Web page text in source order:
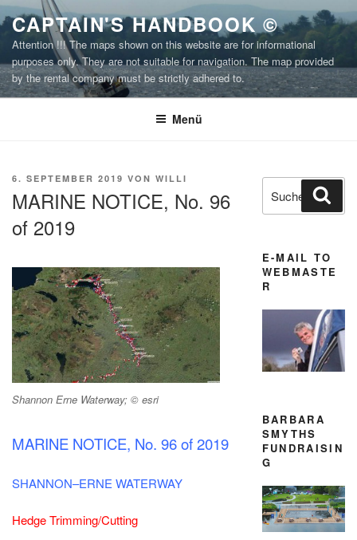
Zum
Inhalt
springen
CAPTAIN'S HANDBOOK ©
Attention !!! The maps shown on this website are for informational
purposes only. They are not suitable for navigation. The map provided
by the rental company must be strictly adhered to.
Menü
VERÖFFENTLICHT
6. SEPTEMBER 2019 VON WILLI
MARINE NOTICE, No. 96
of 2019
Shannon Erne Waterway; © esri
MARINE NOTICE, No. 96 of 2019
SHANNON–ERNE WATERWAY
Hedge Trimming/Cutting
Suchen
nach:
E-MAIL TO
WEBMASTE
R
BARBARA
SMYTHS
FUNDRAISIN
G